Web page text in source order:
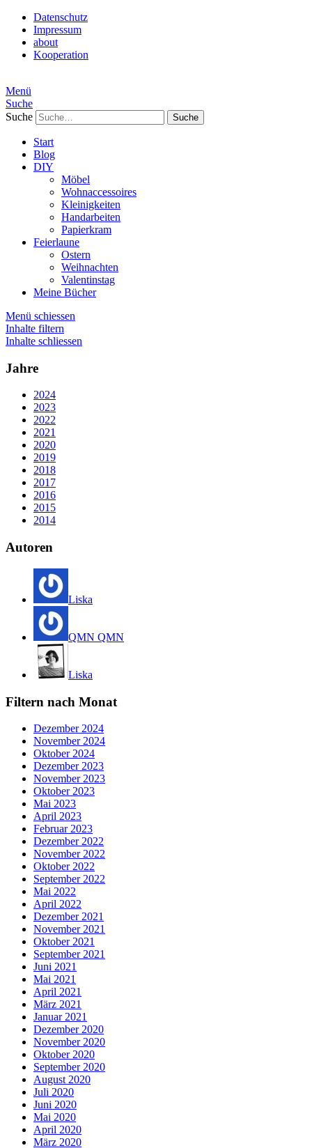
Datenschutz
Impressum
about
Kooperation
Menü
Suche
Suche
Start
Blog
DIY
Möbel
Wohnaccessoires
Kleinigkeiten
Handarbeiten
Papierkram
Feierlaune
Ostern
Weihnachten
Valentinstag
Meine Bücher
Menü schiessen
Inhalte filtern
Inhalte schliessen
Jahre
2024
2023
2022
2021
2020
2019
2018
2017
2016
2015
2014
Autoren
Liska
QMN QMN
Liska
Filtern nach Monat
Dezember 2024
November 2024
Oktober 2024
Dezember 2023
November 2023
Oktober 2023
Mai 2023
April 2023
Februar 2023
Dezember 2022
November 2022
Oktober 2022
September 2022
Mai 2022
April 2022
Dezember 2021
November 2021
Oktober 2021
September 2021
Juni 2021
Mai 2021
April 2021
März 2021
Januar 2021
Dezember 2020
November 2020
Oktober 2020
September 2020
August 2020
Juli 2020
Juni 2020
Mai 2020
April 2020
März 2020